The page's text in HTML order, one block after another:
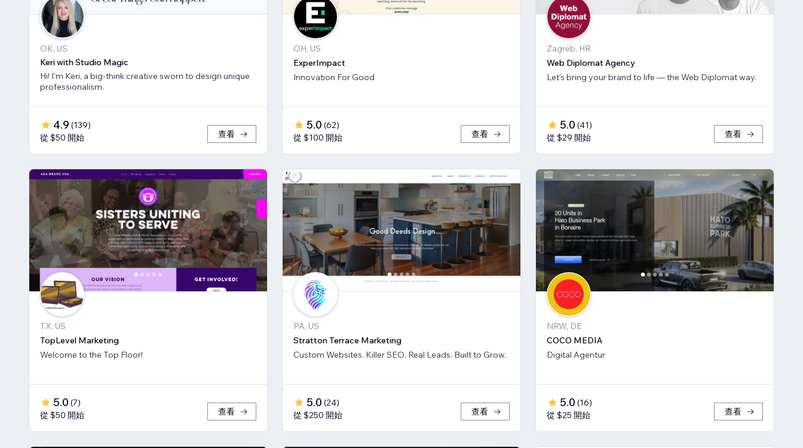
OK, US
Keri with Studio Magic
Hi! I'm Keri, a big-think creative sworn to design unique
professionalism.
4.9 (139)
從 $50 開始
查看
OH, US
ExperImpact
Innovation For Good
5.0 (62)
從 $100 開始
查看
Zagreb, HR
Web Diplomat Agency
Let’s bring your brand to life — the Web Diplomat way.
5.0 (41)
從 $29 開始
查看
TX, US
TopLevel Marketing
Welcome to the Top Floor!
5.0 (7)
從 $50 開始
查看
PA, US
Stratton Terrace Marketing
Custom Websites. Killer SEO. Real Leads. Built to Grow.
5.0 (24)
從 $250 開始
查看
NRW, DE
COCO MEDIA
Digital Agentur
5.0 (16)
從 $25 開始
查看